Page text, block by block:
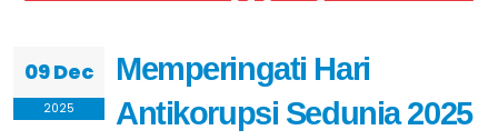
09 Dec
2025
Memperingati Hari
Antikorupsi Sedunia 2025